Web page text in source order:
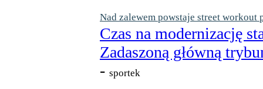
Nad zalewem powstaje street workout
Czas na modernizację
Zadaszoną główną
- sportek